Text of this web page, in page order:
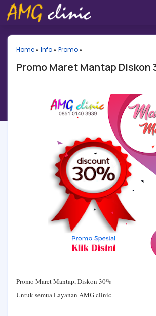
Home» Info» Promo»
Promo Maret Mantap Diskon
Promo Maret Mantap, Diskon 30%
Untuk semua Layanan AMG clinic